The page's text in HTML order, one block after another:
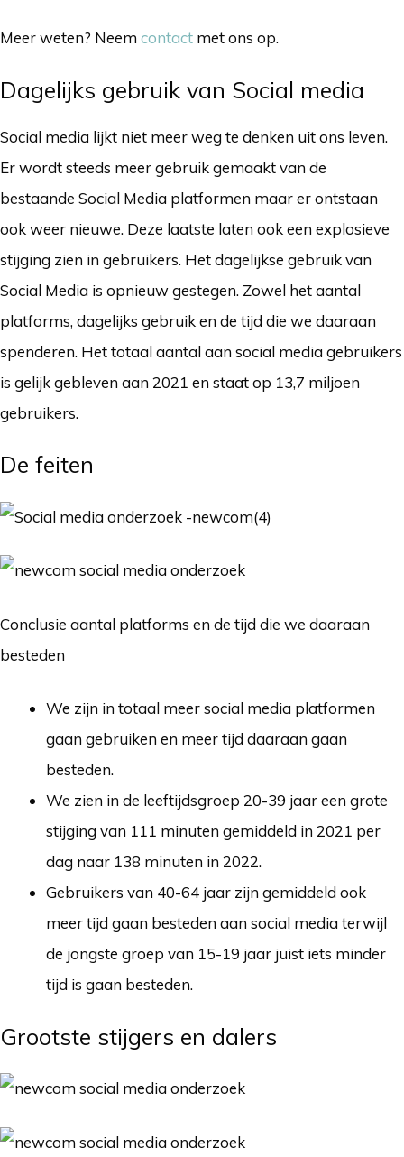
Meer weten? Neemcontact met ons op.
Dagelijks gebruik van Social media
Social media lijkt niet meer weg te denken uit ons leven.
Er wordt steeds meer gebruik gemaakt van de
bestaande Social Media platformen maar er ontstaan
ook weer nieuwe. Deze laatste laten ook een explosieve
stijging zien in gebruikers. Het dagelijkse gebruik van
Social Media is opnieuw gestegen. Zowel het aantal
platforms, dagelijks gebruik en de tijd die we daaraan
spenderen. Het totaal aantal aan social media gebruikers
is gelijk gebleven aan 2021 en staat op 13,7 miljoen
gebruikers.
De feiten
Conclusie aantal platforms en de tijd die we daaraan
besteden
We zijn in totaal meer social media platformen
gaan gebruiken en meer tijd daaraan gaan
besteden.
We zien in de leeftijdsgroep 20-39 jaar een grote
stijging van 111 minuten gemiddeld in 2021 per
dag naar 138 minuten in 2022.
Gebruikers van 40-64 jaar zijn gemiddeld ook
meer tijd gaan besteden aan social media terwijl
de jongste groep van 15-19 jaar juist iets minder
tijd is gaan besteden.
Grootste stijgers en dalers